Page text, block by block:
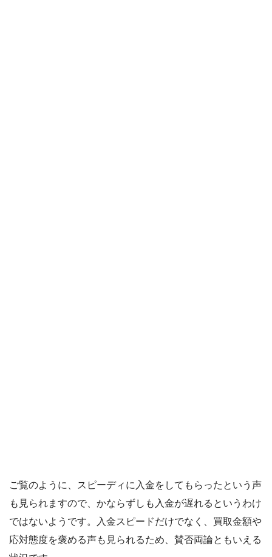
ご覧のように、スピーディに入金をしてもらったという声
も見られますので、かならずしも入金が遅れるというわけ
ではないようです。入金スピードだけでなく、買取金額や
応対態度を褒める声も見られるため、賛否両論ともいえる